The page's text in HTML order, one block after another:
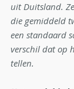
uit Duitsland.
die gemiddeld
een standaard
verschil dat op
tellen.